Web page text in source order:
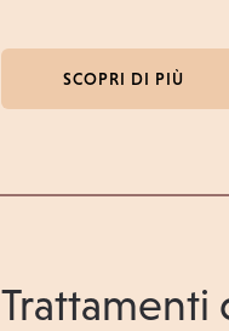
SCOPRI DI PIÙ
Trattamenti